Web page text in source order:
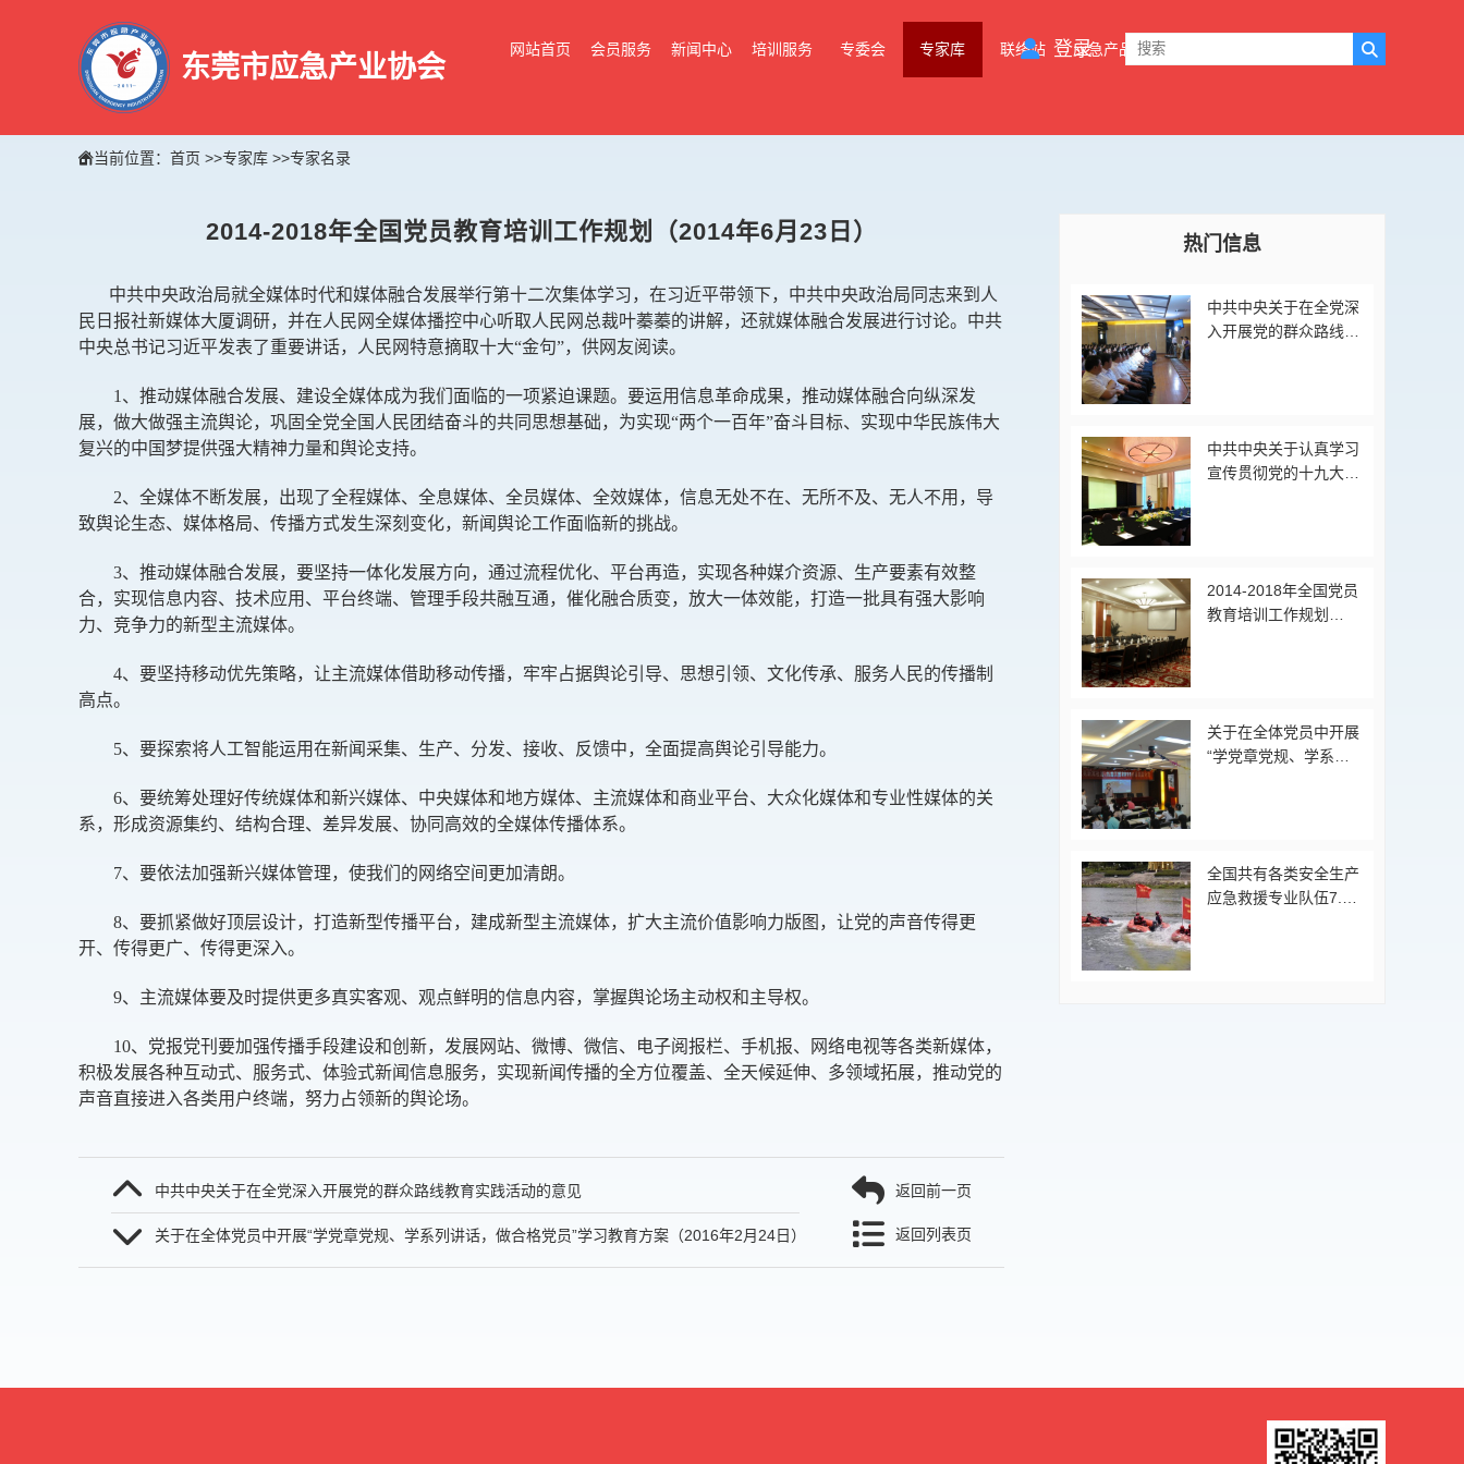
东莞市应急产业协会
网站首页 会员服务 新闻中心 培训服务 专委会 专家库 联络站 应急产品 党建工作 协会会刊
登录
当前位置： 首页 >>专家库 >>专家名录
2014-2018年全国党员教育培训工作规划（2014年6月23日）
中共中央政治局就全媒体时代和媒体融合发展举行第十二次集体学习，在习近平带领下，中共中央政治局同志来到人
民日报社新媒体大厦调研，并在人民网全媒体播控中心听取人民网总裁叶蓁蓁的讲解，还就媒体融合发展进行讨论。中共
中央总书记习近平发表了重要讲话，人民网特意摘取十大“金句”，供网友阅读。
1、推动媒体融合发展、建设全媒体成为我们面临的一项紧迫课题。要运用信息革命成果，推动媒体融合向纵深发
展，做大做强主流舆论，巩固全党全国人民团结奋斗的共同思想基础，为实现“两个一百年”奋斗目标、实现中华民族伟大
复兴的中国梦提供强大精神力量和舆论支持。
2、全媒体不断发展，出现了全程媒体、全息媒体、全员媒体、全效媒体，信息无处不在、无所不及、无人不用，导
致舆论生态、媒体格局、传播方式发生深刻变化，新闻舆论工作面临新的挑战。
3、推动媒体融合发展，要坚持一体化发展方向，通过流程优化、平台再造，实现各种媒介资源、生产要素有效整
合，实现信息内容、技术应用、平台终端、管理手段共融互通，催化融合质变，放大一体效能，打造一批具有强大影响
力、竞争力的新型主流媒体。
4、要坚持移动优先策略，让主流媒体借助移动传播，牢牢占据舆论引导、思想引领、文化传承、服务人民的传播制
高点。
5、要探索将人工智能运用在新闻采集、生产、分发、接收、反馈中，全面提高舆论引导能力。
6、要统筹处理好传统媒体和新兴媒体、中央媒体和地方媒体、主流媒体和商业平台、大众化媒体和专业性媒体的关
系，形成资源集约、结构合理、差异发展、协同高效的全媒体传播体系。
7、要依法加强新兴媒体管理，使我们的网络空间更加清朗。
8、要抓紧做好顶层设计，打造新型传播平台，建成新型主流媒体，扩大主流价值影响力版图，让党的声音传得更
开、传得更广、传得更深入。
9、主流媒体要及时提供更多真实客观、观点鲜明的信息内容，掌握舆论场主动权和主导权。
10、党报党刊要加强传播手段建设和创新，发展网站、微博、微信、电子阅报栏、手机报、网络电视等各类新媒体，
积极发展各种互动式、服务式、体验式新闻信息服务，实现新闻传播的全方位覆盖、全天候延伸、多领域拓展，推动党的
声音直接进入各类用户终端，努力占领新的舆论场。
中共中央关于在全党深入开展党的群众路线教育实践活动的意见
返回列表页
关于在全体党员中开展“学党章党规、学系列讲话，做合格党员”学习教育方案（2016年2月24日）
返回前一页
热门信息
中共中央关于在全党深
入开展党的群众路线教
中共中央关于认真学习
宣传贯彻党的十九大精
2014-2018年全国党员
教育培训工作规划
关于在全体党员中开展
“学党章党规、学系列
全国共有各类安全生产
应急救援专业队伍7.2